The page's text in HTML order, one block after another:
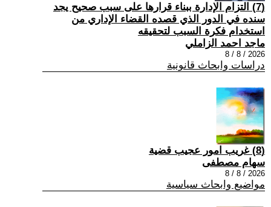
(7) التزام الإدارة ببناء قرارها على سبب صحیح یجد
سنده في الدور الذي قصده القضاء الإداري من
استخدام فكرة السبب لتحقیقه
ماجد احمد الزاملي
2026 / 8 / 8
دراسات وابحاث قانونية
(8) غريب امور عجيب قضية
سهام مصطفى
2026 / 8 / 8
مواضيع وابحاث سياسية